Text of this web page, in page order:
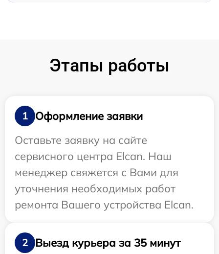
Этапы работы
1
Оформление заявки
Оставьте заявку на сайте
сервисного центра Elcan. Наш
менеджер свяжется с Вами для
уточнения необходимых работ
ремонта Вашего устройства Elcan.
2 Выезд курьера за 35 минут